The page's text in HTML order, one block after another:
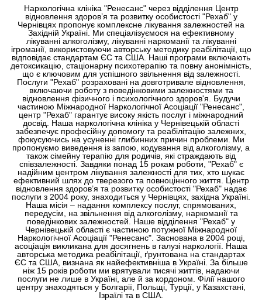
Наркологічна клініка "Ренесанс" через відділення Центр
відновлення здоров’я та розвитку особистості "Рехаб" у
Чернівцях пропонує комплексне лікування залежностей на
Західній Україні. Ми спеціалізуємося на ефективному
лікуванні алкоголізму, лікуванні наркоманії та лікуванні
ігроманії, використовуючи авторську методику реабілітації, що
відповідає стандартам ЄС та США. Наші програми включають
детоксикацію, стаціонарну психотерапію та повну анонімність,
що є ключовим для успішного звільнення від залежності.
Послуги "Рехаб" розраховані на довготривале відновлення,
включаючи роботу з поведінковими залежностями та
відновлення фізичного і психологічного здоров'я. Будучи
частиною Міжнародної Наркологічної Асоціації "Ренесанс",
центр "Рехаб" гарантує високу якість послуг і міжнародний
досвід. Наша наркологічна клініка у Чернівецькій області
забезпечує професійну допомогу та реабілітацію залежних,
фокусуючись на усуненні глибинних причин проблеми. Ми
пропонуємо виведення із запою, кодування від алкоголізму, а
також сімейну терапію для родичів, які страждають від
співзалежності. Завдяки понад 15 рокам роботи, "Рехаб" є
надійним центром лікування залежності для тих, хто шукає
ефективний шлях до тверезого та повноцінного життя. Центр
відновлення здоров’я та розвитку особистості "Рехаб" надає
послуги з 2004 року, знаходиться у Чернівцях, західна Україні.
Наша місія – надання комплексу послуг, спрямованих,
передусім, на звільнення від алкоголізму, наркоманії та
поведінкових залежностей. Наше відділення "Рехаб" у
Чернівецькій області є частиною потужної Міжнародної
Наркологічної Асоціації "Ренесанс". Заснована в 2004 році,
асоціація викликана для досягнень в галузі наркології. Наша
авторська методика реабілітації, ґрунтована на стандартах
ЄС та США, визнана як найефективніша в Україні. За більше
ніж 15 років роботи ми врятували тисячі життів, надаючи
послуги не лише в Україні, але й за кордоном. Філії нашого
центру знаходяться у Болгарії, Польщі, Турції, у Казахстані,
Ізраїлі та в США.